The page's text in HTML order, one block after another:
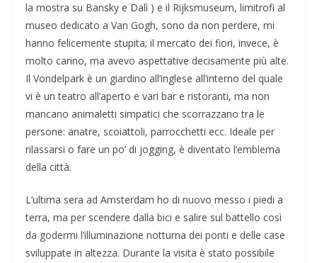
la mostra su Bansky e Dalì ) e il Rijksmuseum, limitrofi al
museo dedicato a Van Gogh, sono da non perdere, mi
hanno felicemente stupita; il mercato dei fiori, invece, è
molto carino, ma avevo aspettative decisamente più alte.
Il Vondelpark è un giardino all’inglese all’interno del quale
vi è un teatro all’aperto e vari bar e ristoranti, ma non
mancano animaletti simpatici che scorrazzano tra le
persone: anatre, scoiattoli, parrocchetti ecc. Ideale per
rilassarsi o fare un po’ di jogging, è diventato l’emblema
della città.
L’ultima sera ad Amsterdam ho di nuovo messo i piedi a
terra, ma per scendere dalla bici e salire sul battello così
da godermi l’illuminazione notturna dei ponti e delle case
sviluppate in altezza. Durante la visita è stato possibile